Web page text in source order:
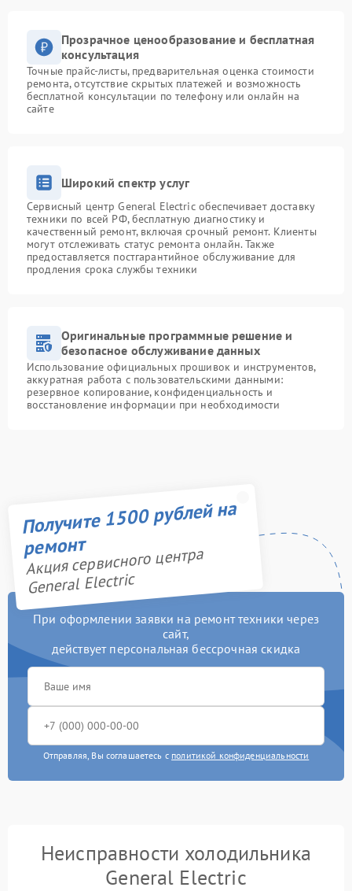
Прозрачное ценообразование и бесплатная
консультация
Точные прайс-листы, предварительная оценка стоимости
ремонта, отсутствие скрытых платежей и возможность
бесплатной консультации по телефону или онлайн на
сайте
Широкий спектр услуг
Сервисный центр General Electric обеспечивает доставку
техники по всей РФ, бесплатную диагностику и
качественный ремонт, включая срочный ремонт. Клиенты
могут отслеживать статус ремонта онлайн. Также
предоставляется постгарантийное обслуживание для
продления срока службы техники
Оригинальные программные решение и
безопасное обслуживание данных
Использование официальных прошивок и инструментов,
аккуратная работа с пользовательскими данными:
резервное копирование, конфиденциальность и
восстановление информации при необходимости
Получите 1500 рублей на
ремонт
Акция сервисного центра
General Electric
При оформлении заявки на ремонт техники через
сайт,
действует персональная бессрочная скидка
Отправляя, Вы соглашаетесь с политикой конфиденциальности
Неисправности холодильника
General Electric